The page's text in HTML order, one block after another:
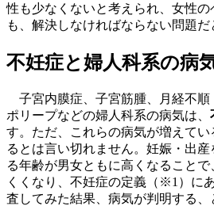
性も少なくないと考えられ、女性
も、解決しなければならない問題だ
不妊症と婦人科系の病
子宮内膜症、子宮筋腫、月経不順
ポリープなどの婦人科系の病気は、
す。ただ、これらの病気が増えて
るとは言い切れません。妊娠・出産
る年齢が男女ともに高くなること
くくなり、不妊症の定義 （※1） に
査してみた結果、病気が判明する、